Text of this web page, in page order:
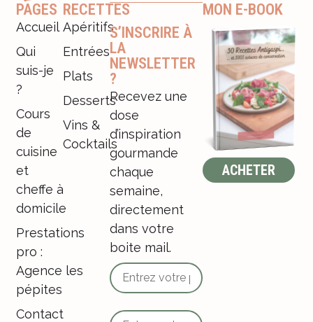
PAGES
Accueil
Qui
suis-je
?
Cours
de
cuisine
et
cheffe à
domicile
Prestations
pro :
Agence les
pépites
Contact
RECETTES
Apéritifs
Entrées
Plats
Desserts
Vins &
Cocktails
S’INSCRIRE À
LA
NEWSLETTER
?
Recevez une
dose
d’inspiration
gourmande
chaque
semaine,
directement
dans votre
boite mail.
MON E-BOOK
ACHETER